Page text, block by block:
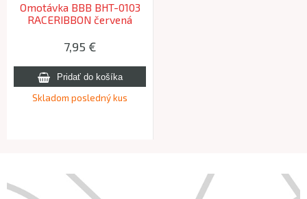
Omotávka BBB BHT-0103
RACERIBBON červená
7,95 €
Skladom posledný kus